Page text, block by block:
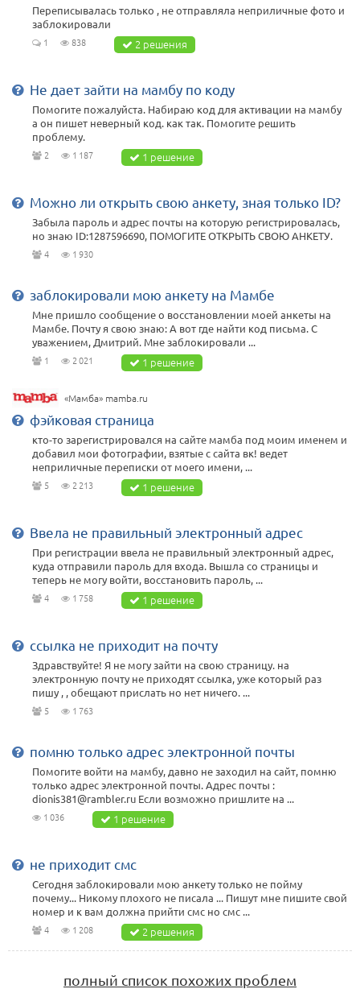
Переписывалась только , не отправляла неприличные фото и
заблокировали
1 838 2 решения
Не дает зайти на мамбу по коду
Помогите пожалуйста. Набираю код для активации на мамбу
а он пишет неверный код. как так. Помогите решить
проблему.
2 1 187 1 решение
Можно ли открыть свою анкету, зная только ID?
Забыла пароль и адрес почты на которую регистрировалась,
но знаю ID:1287596690, ПОМОГИТЕ ОТКРЫТЬ СВОЮ АНКЕТУ.
4 1 930
заблокировали мою анкету на Мамбе
Мне пришло сообщение о восстановлении моей анкеты на
Мамбе. Почту я свою знаю: А вот где найти код письма. С
уважением, Дмитрий. Мне заблокировали ...
1 2 021 1 решение
«Мамба» mamba.ru
фэйковая страница
кто-то зарегистрировался на сайте мамба под моим именем и
добавил мои фотографии, взятые с сайта вк! ведет
неприличные переписки от моего имени, ...
5 2 213 1 решение
Ввела не правильный электронный адрес
При регистрации ввела не правильный электронный адрес,
куда отправили пароль для входа. Вышла со страницы и
теперь не могу войти, восстановить пароль, ...
4 1 758 1 решение
ссылка не приходит на почту
Здравствуйте! Я не могу зайти на свою страницу. на
электронную почту не приходят ссылка, уже который раз
пишу , , обещают прислать но нет ничего. ...
5 1 763
помню только адрес электронной почты
Помогите войти на мамбу, давно не заходил на сайт, помню
только адрес электронной почты. Адрес почты :
dionis381@rambler.ru Если возможно пришлите на ...
1 036 1 решение
не приходит смс
Сегодня заблокировали мою анкету только не пойму
почему... Никому плохого не писала ... Пишут мне пишите свой
номер и к вам должна прийти смс но смс ...
4 1 208 2 решения
полный список похожих проблем